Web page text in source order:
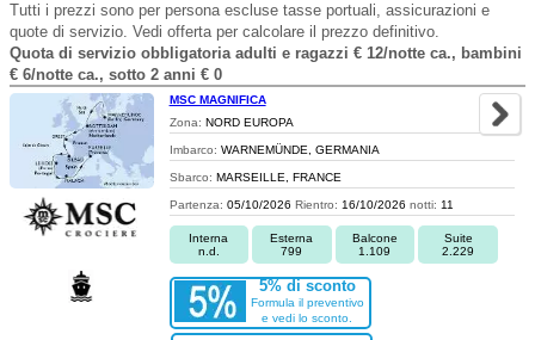
Tutti i prezzi sono per persona escluse tasse portuali, assicurazioni e
quote di servizio. Vedi offerta per calcolare il prezzo definitivo.
Quota di servizio obbligatoria adulti e ragazzi € 12/notte ca., bambini
€ 6/notte ca., sotto 2 anni € 0
MSC MAGNIFICA
Zona: NORD EUROPA
Imbarco: WARNEMÜNDE, GERMANIA
Sbarco: MARSEILLE, FRANCE
Partenza: 05/10/2026 Rientro: 16/10/2026 notti: 11
Interna
n.d.
Esterna
799
Balcone
1.109
Suite
2.229
5% di sconto
Formula il preventivo
e vedi lo sconto.